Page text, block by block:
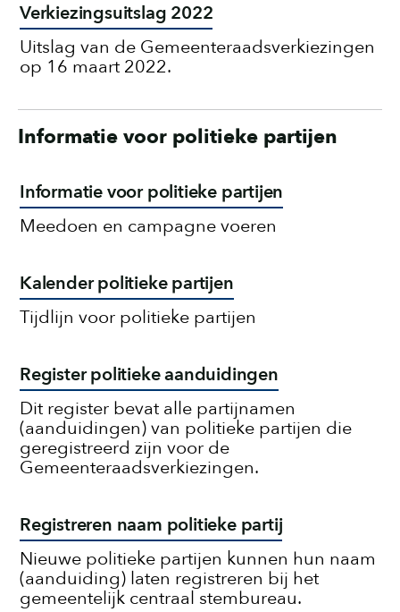
Verkiezingsuitslag 2022
Uitslag van de Gemeenteraadsverkiezingen
op 16 maart 2022.
Informatie voor politieke partijen
Informatie voor politieke partijen
Meedoen en campagne voeren
Kalender politieke partijen
Tijdlijn voor politieke partijen
Register politieke aanduidingen
Dit register bevat alle partijnamen
(aanduidingen) van politieke partijen die
geregistreerd zijn voor de
Gemeenteraadsverkiezingen.
Registreren naam politieke partij
Nieuwe politieke partijen kunnen hun naam
(aanduiding) laten registreren bij het
gemeentelijk centraal stembureau.